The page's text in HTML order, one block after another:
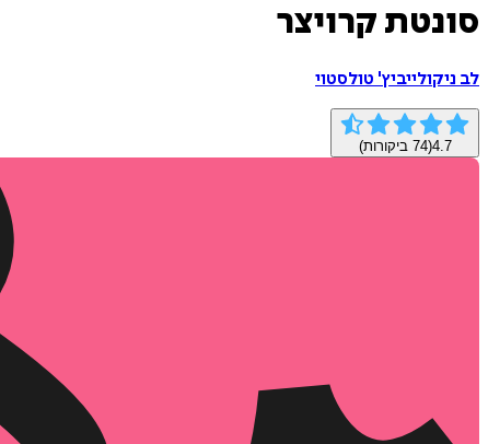
סונטת קרויצר
לב ניקולייביץ' טולסטוי
4.7
(
74 ביקורות)